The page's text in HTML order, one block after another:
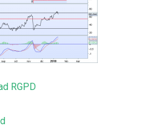
RGPD